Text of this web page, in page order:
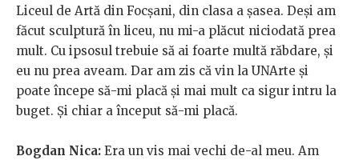
Liceul de Artă din Focșani, din clasa a șasea. Deși am
făcut sculptură în liceu, nu mi-a plăcut niciodată prea
mult. Cu ipsosul trebuie să ai foarte multă răbdare, și
eu nu prea aveam. Dar am zis că vin la UNArte și
poate începe să-mi placă și mai mult ca sigur intru la
buget. Și chiar a început să-mi placă.
Bogdan Nica: Era un vis mai vechi de-al meu. Am